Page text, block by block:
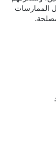
الممارسات